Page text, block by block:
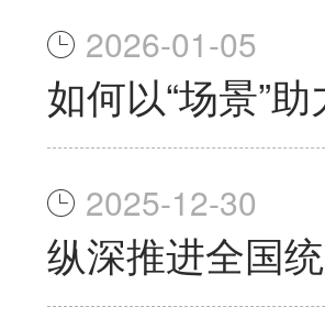
2026-01-05
如何以“场景”
2025-12-30
纵深推进全国